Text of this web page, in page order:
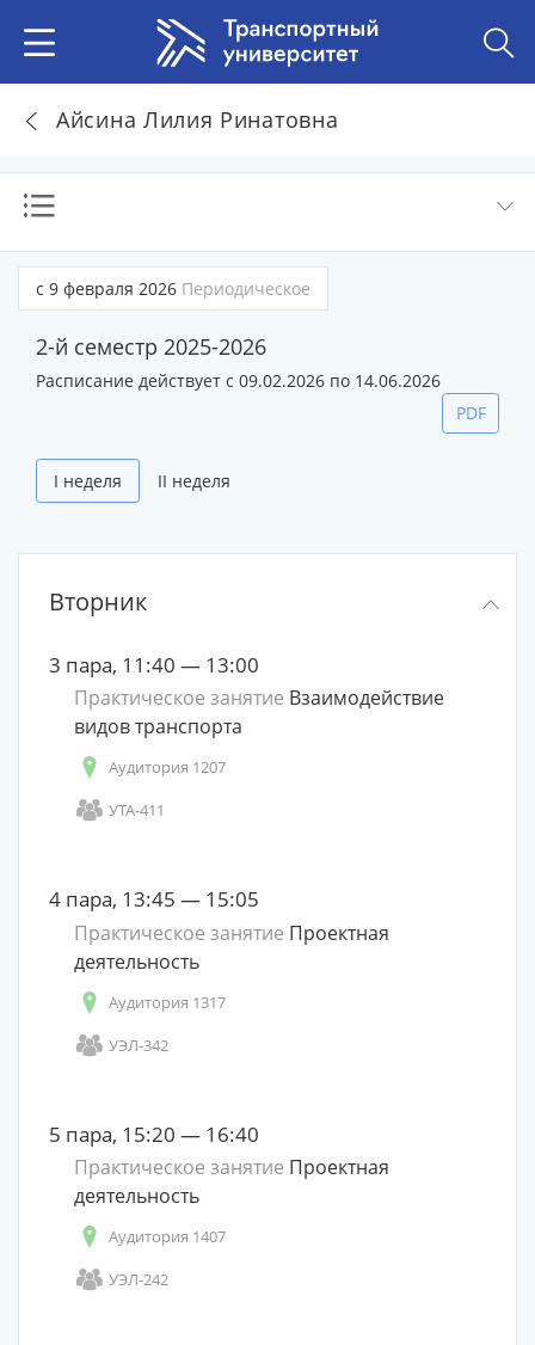
Айсина Лилия Ринатовна
с 9 февраля 2026 Периодическое
2-й семестр 2025-2026
Расписание действует с 09.02.2026 по 14.06.2026
I неделя II неделя
PDF
Вторник
3 пара, 11:40 — 13:00
Практическое занятие Взаимодействие
видов транспорта
Аудитория 1207
УТА-411
4 пара, 13:45 — 15:05
Практическое занятие Проектная
деятельность
Аудитория 1317
УЭЛ-342
5 пара, 15:20 — 16:40
Практическое занятие Проектная
деятельность
Аудитория 1407
УЭЛ-242